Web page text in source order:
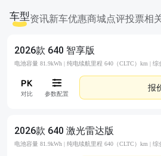
车型资讯新车优惠商城点评投票相
2026款 640 智享版
电池容量 81.9kWh | 纯电续航里程 640（CLTC）km | 综
对比 参数配置
报
2026款 640 激光雷达版
电池容量 81.9kWh | 纯电续航里程 640（CLTC）km | 综